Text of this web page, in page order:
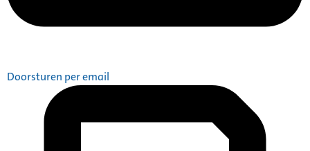
Doorsturen per email